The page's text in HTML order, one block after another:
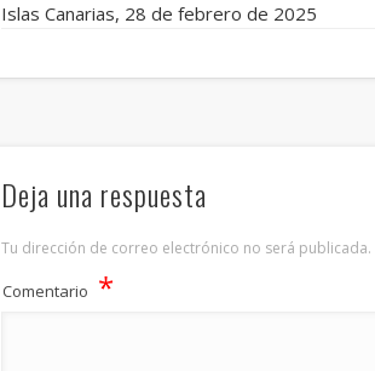
Islas Canarias, 28 de febrero de 2025
Deja una respuesta
Tu dirección de correo electrónico no será publicada.
Comentario *